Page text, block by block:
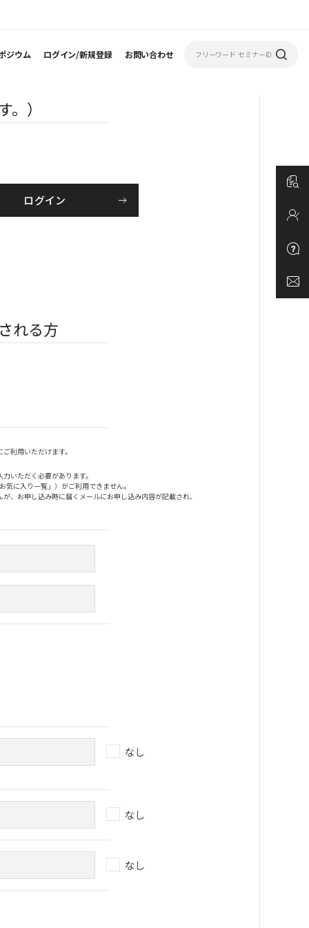
ジウム ログイン/新規登録 お問い合わせ
）
れる方
利用いただけます。
いただく必要があります。
に入り一覧」）がご利用できません。
、お申し込み時に届くメールにお申し込み内容が記載され、
なし
なし
なし